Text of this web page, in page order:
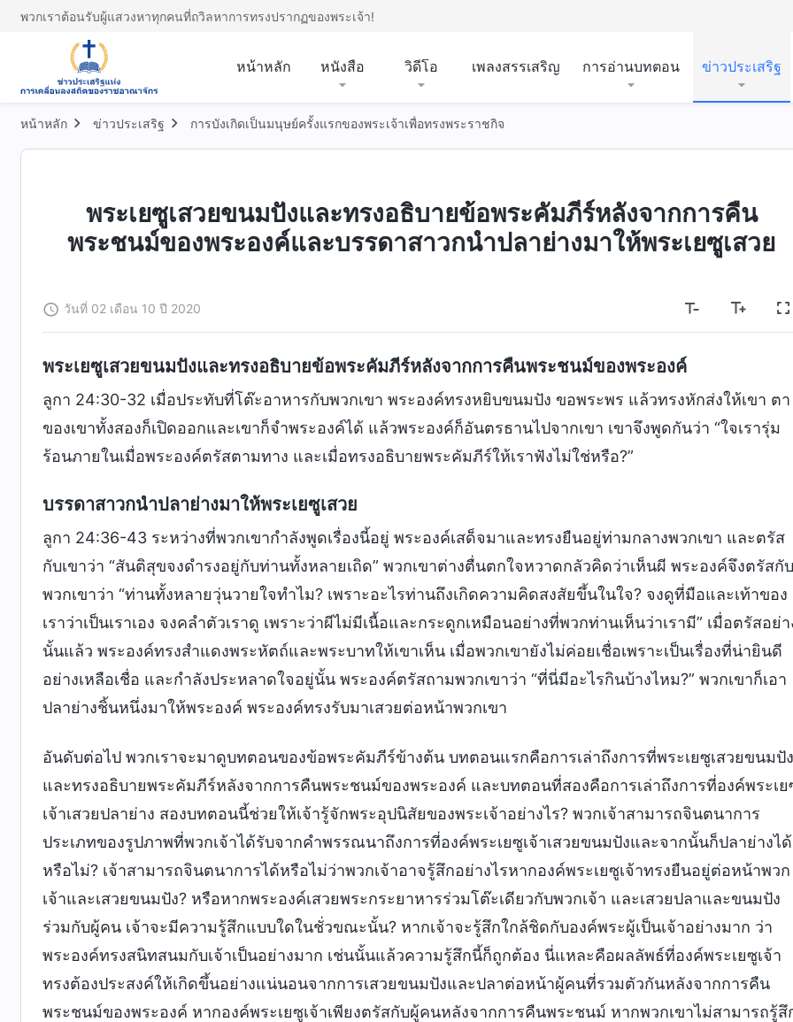
พวกเราต้อนรับผู้แสวงหาทุกคนที่ถวิลหาการทรงปรากฏของพระเจ้า!
หน้าหลัก หนังสือ วิดีโอ เพลงสรรเสริญ การอ่านบทตอน ข่าวประเสริฐ
หน้าหลัก ข่าวประเสริฐ การบังเกิดเป็นมนุษย์ครั้งแรกของพระเจ้าเพื่อทรงพระราชกิจ
พระเยซูเสวยขนมปังและทรงอธิบายข้อพระคัมภีร์หลังจากการคืน
พระชนม์ของพระองค์และบรรดาสาวกนำปลาย่างมาให้พระเยซูเสวย
วันที่ 02 เดือน 10 ปี 2020
พระเยซูเสวยขนมปังและทรงอธิบายข้อพระคัมภีร์หลังจากการคืนพระชนม์ของพระองค์
ลูกา 24:30-32 เมื่อประทับที่โต๊ะอาหารกับพวกเขา พระองค์ทรงหยิบขนมปัง ขอพระพร แล้วทรงหักส่งให้เขา ตา
ของเขาทั้งสองก็เปิดออกและเขาก็จำพระองค์ได้ แล้วพระองค์ก็อันตรธานไปจากเขา เขาจึงพูดกันว่า “ใจเรารุ่ม
ร้อนภายในเมื่อพระองค์ตรัสตามทาง และเมื่อทรงอธิบายพระคัมภีร์ให้เราฟังไม่ใช่หรือ?”
บรรดาสาวกนำปลาย่างมาให้พระเยซูเสวย
ลูกา 24:36-43 ระหว่างที่พวกเขากำลังพูดเรื่องนี้อยู่ พระองค์เสด็จมาและทรงยืนอยู่ท่ามกลางพวกเขา และตรัส
กับเขาว่า “สันติสุขจงดำรงอยู่กับท่านทั้งหลายเถิด” พวกเขาต่างตื่นตกใจหวาดกลัวคิดว่าเห็นผี พระองค์จึงตรัสกับ
พวกเขาว่า “ท่านทั้งหลายวุ่นวายใจทำไม? เพราะอะไรท่านถึงเกิดความคิดสงสัยขึ้นในใจ? จงดูที่มือและเท้าของ
เราว่าเป็นเราเอง จงคลำตัวเราดู เพราะว่าผีไม่มีเนื้อและกระดูกเหมือนอย่างที่พวกท่านเห็นว่าเรามี” เมื่อตรัสอย่า
นั้นแล้ว พระองค์ทรงสำแดงพระหัตถ์และพระบาทให้เขาเห็น เมื่อพวกเขายังไม่ค่อยเชื่อเพราะเป็นเรื่องที่น่ายินดี
อย่างเหลือเชื่อ และกำลังประหลาดใจอยู่นั้น พระองค์ตรัสถามพวกเขาว่า “ที่นี่มีอะไรกินบ้างไหม?” พวกเขาก็เอา
ปลาย่างชิ้นหนึ่งมาให้พระองค์ พระองค์ทรงรับมาเสวยต่อหน้าพวกเขา
อันดับต่อไป พวกเราจะมาดูบทตอนของข้อพระคัมภีร์ข้างต้น บทตอนแรกคือการเล่าถึงการที่พระเยซูเสวยขนมปัง
และทรงอธิบายพระคัมภีร์หลังจากการคืนพระชนม์ของพระองค์ และบทตอนที่สองคือการเล่าถึงการที่องค์พระเย
เจ้าเสวยปลาย่าง สองบทตอนนี้ช่วยให้เจ้ารู้จักพระอุปนิสัยของพระเจ้าอย่างไร? พวกเจ้าสามารถจินตนาการ
ประเภทของรูปภาพที่พวกเจ้าได้รับจากคำพรรณนาถึงการที่องค์พระเยซูเจ้าเสวยขนมปังและจากนั้นก็ปลาย่างได้
หรือไม่? เจ้าสามารถจินตนาการได้หรือไม่ว่าพวกเจ้าอาจรู้สึกอย่างไรหากองค์พระเยซูเจ้าทรงยืนอยู่ต่อหน้าพวก
เจ้าและเสวยขนมปัง? หรือหากพระองค์เสวยพระกระยาหารร่วมโต๊ะเดียวกับพวกเจ้า และเสวยปลาและขนมปัง
ร่วมกับผู้คน เจ้าจะมีความรู้สึกแบบใดในชั่วขณะนั้น? หากเจ้าจะรู้สึกใกล้ชิดกับองค์พระผู้เป็นเจ้าอย่างมาก ว่า
พระองค์ทรงสนิทสนมกับเจ้าเป็นอย่างมาก เช่นนั้นแล้วความรู้สึกนี้ก็ถูกต้อง นี่แหละคือผลลัพธ์ที่องค์พระเยซูเจ้า
ทรงต้องประสงค์ให้เกิดขึ้นอย่างแน่นอนจากการเสวยขนมปังและปลาต่อหน้าผู้คนที่รวมตัวกันหลังจากการคืน
พระชนม์ของพระองค์ หากองค์พระเยซูเจ้าเพียงตรัสกับผู้คนหลังจากการคืนพระชนม์ หากพวกเขาไม่สามารถรู้สึ